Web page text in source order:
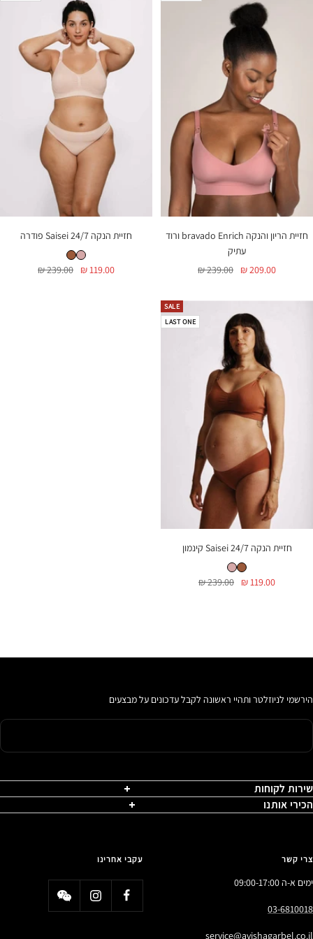
חזיית הריון והנקה bravado Enrich ורוד
עתיק
מחיר
209.00 ₪
מחיר
239.00 ₪
חזיית הנקה Saisei 24/7 פודרה
חזיית הנקה Saisei 24/7 פודרהחזיית הנקה Saisei 24/7 קינמון
מחיר
119.00 ₪
מחיר
239.00 ₪
SALE
LAST ONE
חזיית הנקה Saisei 24/7 קינמון
חזיית הנקה Saisei 24/7 קינמוןחזיית הנקה Saisei 24/7 פודרה
מחיר
119.00 ₪
מחיר
239.00 ₪
הירשמי לניוזלטר ותהיי ראשונה לקבל עדכונים על מבצעים
שירות לקוחות
הכירי אותנו
צרי קשר
ימים א-ה 09:00-17:00
03-6810018
service@avishagarbel.co.il
עקבי אחרינו